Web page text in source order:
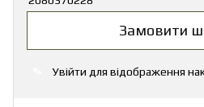
Замовити
Увійти для відображення